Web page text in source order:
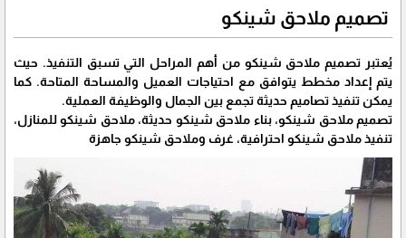
تصميم ملاحق شينكو
يُعتبر تصميم ملاحق شينكو من أهم المراحل التي تسبق التنفيذ. حيث
يتم إعداد مخطط يتوافق مع احتياجات العميل والمساحة المتاحة. كما
يمكن تنفيذ تصاميم حديثة تجمع بين الجمال والوظيفة العملية.
تصميم ملاحق شينكو، بناء ملاحق شينكو حديثة، ملاحق شينكو للمنازل،
تنفيذ ملاحق شينكو احترافية، غرف وملاحق شينكو جاهزة